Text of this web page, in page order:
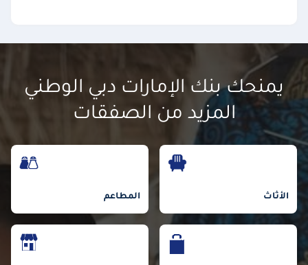
يمنحك بنك الإمارات دبي الوطني
المزيد من الصفقات
الأثاث المطاعم